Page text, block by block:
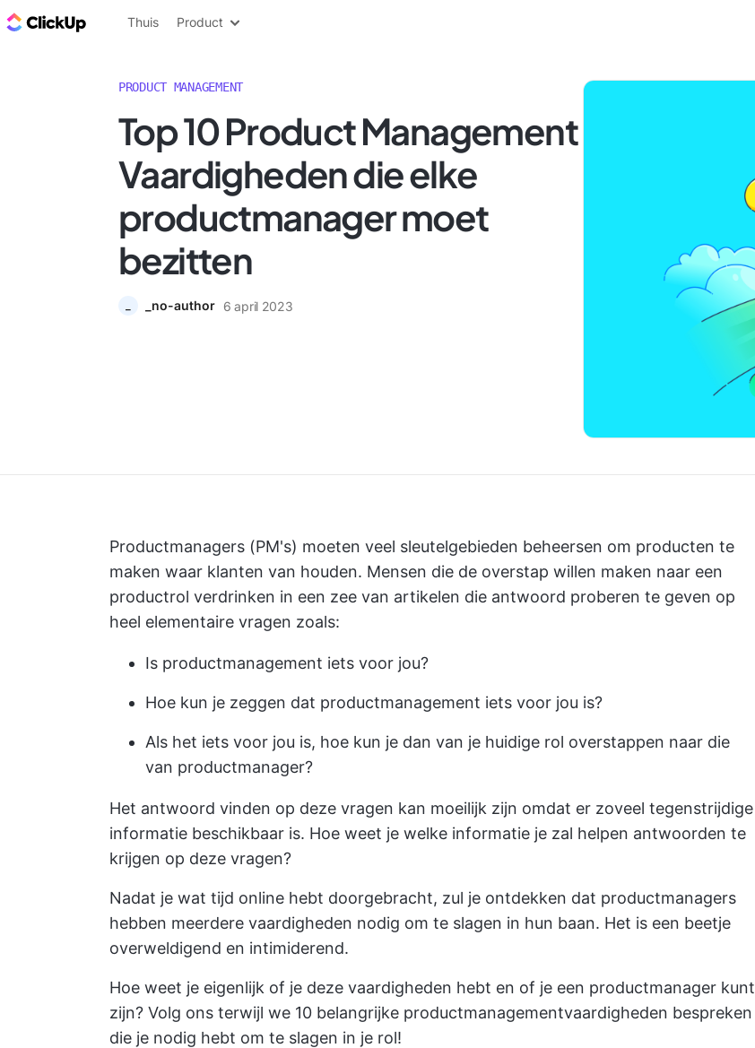
ClickUp Blog
Thuis Product
PRODUCT MANAGEMENT
Top 10 Product Management
Vaardigheden die elke
productmanager moet
bezitten
_no-author 6 april 2023
Productmanagers (PM's) moeten veel sleutelgebieden beheersen om producten te
maken waar klanten van houden. Mensen die de overstap willen maken naar een
productrol verdrinken in een zee van artikelen die antwoord proberen te geven op
heel elementaire vragen zoals:
Is productmanagement iets voor jou?
Hoe kun je zeggen dat productmanagement iets voor jou is?
Als het iets voor jou is, hoe kun je dan van je huidige rol overstappen naar die
van productmanager?
Het antwoord vinden op deze vragen kan moeilijk zijn omdat er zoveel tegenstrijdige
informatie beschikbaar is. Hoe weet je welke informatie je zal helpen antwoorden te
krijgen op deze vragen?
Nadat je wat tijd online hebt doorgebracht, zul je ontdekken dat productmanagers
hebben meerdere vaardigheden nodig om te slagen in hun baan. Het is een beetje
overweldigend en intimiderend.
Hoe weet je eigenlijk of je deze vaardigheden hebt en of je een productmanager kunt
zijn? Volg ons terwijl we 10 belangrijke productmanagementvaardigheden bespreken
die je nodig hebt om te slagen in je rol!